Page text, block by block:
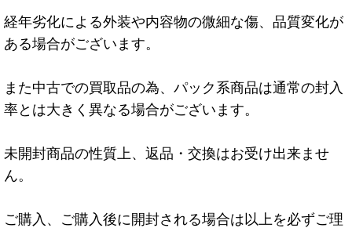
経年劣化による外装や内容物の微細な傷、品質変化が
ある場合がございます。
また中古での買取品の為、パック系商品は通常の封入
率とは大きく異なる場合がございます。
未開封商品の性質上、返品・交換はお受け出来ませ
ん。
ご購入、ご購入後に開封される場合は以上を必ずご理